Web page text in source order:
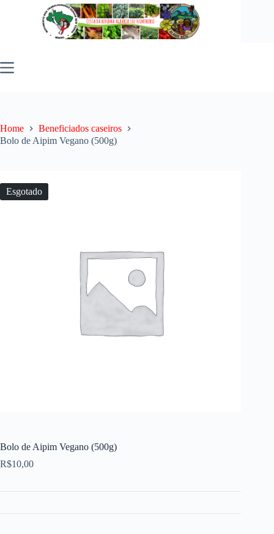
Home
Beneficiados caseiros
Bolo de Aipim Vegano (500g)
Esgotado
Bolo de Aipim Vegano (500g)
R$10,00